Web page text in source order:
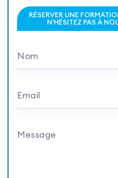
RÉSERVER UNE
N'HÉSITEZ PAS À
Nom
Email
Message